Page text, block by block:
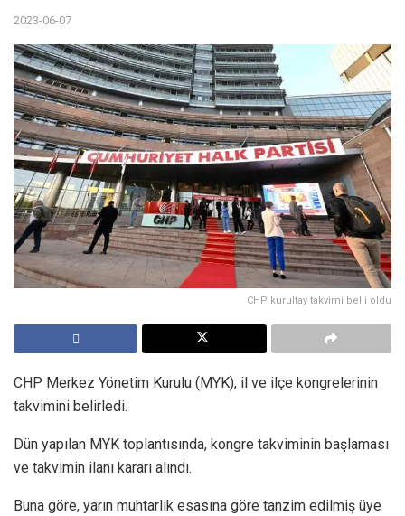
2023-06-07
CHP kurultay takvimi belli oldu
CHP Merkez Yönetim Kurulu (MYK), il ve ilçe kongrelerinin
takvimini belirledi.
Dün yapılan MYK toplantısında, kongre takviminin başlaması
ve takvimin ilanı kararı alındı.
Buna göre, yarın muhtarlık esasına göre tanzim edilmiş üye